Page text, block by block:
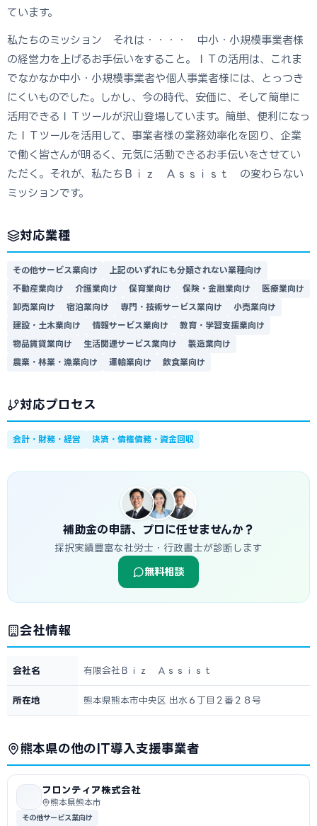
ています。
私たちのミッション それは・・・・ 中小・小規模事業者様
の経営力を上げるお手伝いをすること。ＩＴの活用は、これま
でなかなか中小・小規模事業者や個人事業者様には、とっつき
にくいものでした。しかし、今の時代、安価に、そして簡単に
活用できるＩＴツールが沢山登場しています。簡単、便利になっ
たＩＴツールを活用して、事業者様の業務効率化を図り、企業
で働く皆さんが明るく、元気に活動できるお手伝いをさせてい
ただく。それが、私たちＢｉｚ Ａｓｓｉｓｔ の変わらない
ミッションです。
対応業種
その他サービス業向け
上記のいずれにも分類されない業種向け
不動産業向け
介護業向け 保育業向け 保険・金融業向け
医療業向け
卸売業向け
宿泊業向け 専門・技術サービス業向け
小売業向け
建設・土木業向け
情報サービス業向け
教育・学習支援業向け
物品賃貸業向け
生活関連サービス業向け
製造業向け
農業・林業・漁業向け
運輸業向け 飲食業向け
対応プロセス
会計・財務・経営 決済・債権債務・資金回収
補助金の申請、プロに任せませんか？
採択実績豊富な社労士・行政書士が診断します
無料相談
会社情報
会社名 有限会社Ｂｉｚ Ａｓｓｉｓｔ
所在地 熊本県熊本市中央区 出水６丁目２番２８号
熊本県の他のIT導入支援事業者
フロンティア株式会社
熊本県熊本市
その他サービス業向け